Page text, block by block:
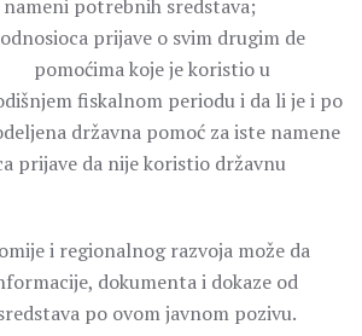
potrebnih sredstava;
prijave o svim drugim de
pomoćima koje je koristio u
fiskalnom periodu i da li je i po
državna pomoć za iste namene
prijave da nije koristio državnu
i regionalnog razvoja može da
dokumenta i dokaze od
po ovom javnom pozivu.